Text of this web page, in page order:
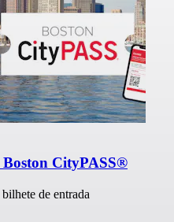
CityPASS®
de entrada